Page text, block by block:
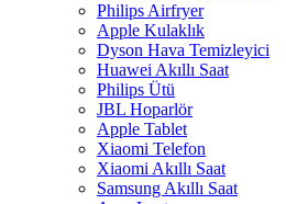
Philips Airfryer
Apple Kulaklık
Dyson Hava Temizleyici
Huawei Akıllı Saat
Philips Ütü
JBL Hoparlör
Apple Tablet
Xiaomi Telefon
Xiaomi Akıllı Saat
Samsung Akıllı Saat